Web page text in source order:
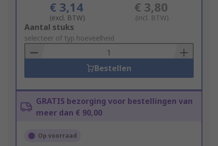
€ 3,14
(excl. BTW)
€ 3,80
(incl. BTW)
Add
to
Basket
Aantal stuks
selecteer of typ hoeveelheid
Bestellen
GRATIS bezorging voor bestellingen van
meer dan € 90,00
Op voorraad